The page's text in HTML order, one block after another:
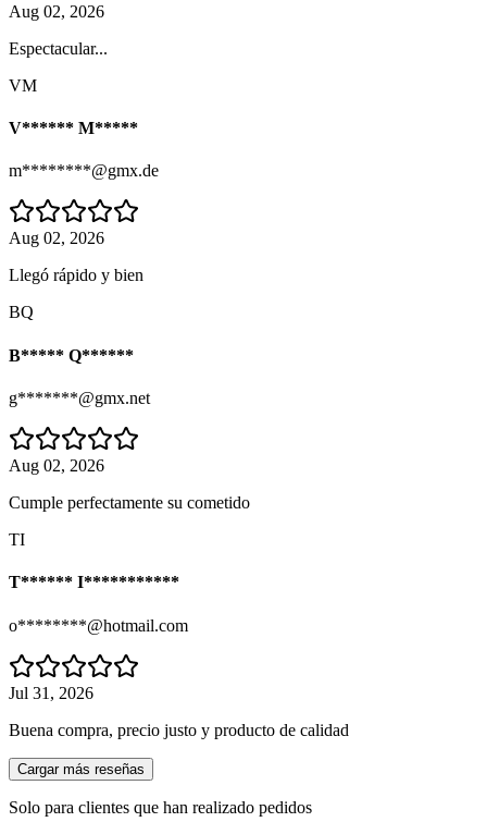
Aug 02, 2026
Espectacular...
VM
V****** M*****
m********@gmx.de
Aug 02, 2026
Llegó rápido y bien
BQ
B***** Q******
g*******@gmx.net
Aug 02, 2026
Cumple perfectamente su cometido
TI
T****** I***********
o********@hotmail.com
Jul 31, 2026
Buena compra, precio justo y producto de calidad
Cargar más reseñas
Solo para clientes que han realizado pedidos